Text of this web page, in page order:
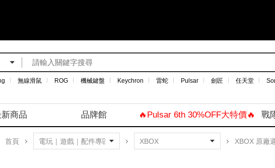
無線滑鼠 ROG 機械鍵盤 Keychron 雷蛇 Pulsar 劍匠 任天堂
商品 品牌館 🔥Pulsar 6th 30%OFF大特價🔥 戰
首頁 XBOX 原廠